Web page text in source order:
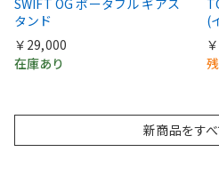
タンド
￥29,000
在庫あり
(
新商品をす